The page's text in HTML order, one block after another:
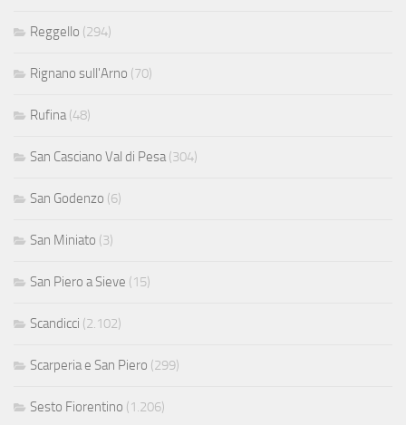
Reggello (294)
Rignano sull'Arno (70)
Rufina(48)
San Casciano Val di Pesa(304)
San Godenzo (6)
San Miniato (3)
San Piero a Sieve (15)
Scandicci (2.102)
Scarperia e San Piero (299)
Sesto Fiorentino (1.206)